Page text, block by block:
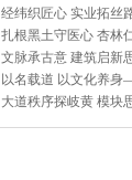
经纬织匠心 实业拓丝
扎根黑土守医心 杏林
文脉承古意 建筑启新
以名载道 以文化养
大道秩序探岐黄 模